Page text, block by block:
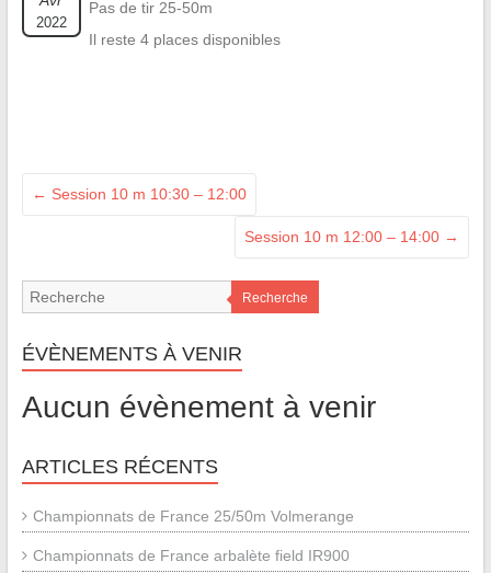
2022
Pas de tir 25-50m
Il reste 4 places disponibles
← Session 10 m 10:30 – 12:00
Session 10 m 12:00 – 14:00 →
Recherche
ÉVÈNEMENTS À VENIR
Aucun évènement à venir
ARTICLES RÉCENTS
Championnats de France 25/50m Volmerange
Championnats de France arbalète field IR900